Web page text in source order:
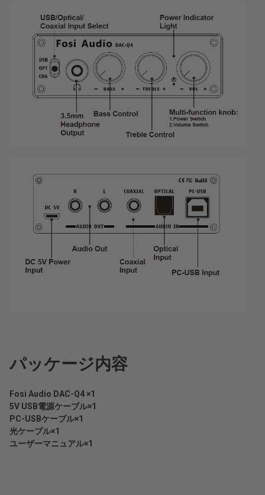
パッケージ内容
Fosi Audio DAC-Q4 ×1
5V USB電源ケーブル×1
PC-USBケーブル×1
光ケーブル×1
ユーザーマニュアル×1